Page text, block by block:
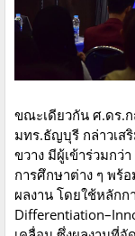
ขณะเดียวกัน ศ.ดร.
มทร.ธัญบุรี กล่าวเส
ขวาง มีผู้เข้าร่วมกว่
การศึกษาต่าง ๆ พร้
ผลงาน โดยใช้หลักก